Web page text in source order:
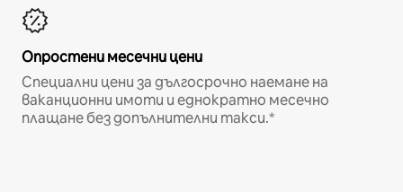
Опростени месечни цени
Специални цени за дългосрочно наемане на
ваканционни имоти и еднократно месечно
плащане без допълнителни такси.*